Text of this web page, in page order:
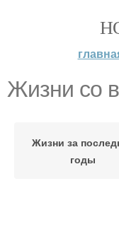
Жизни со
Жизни за
годы